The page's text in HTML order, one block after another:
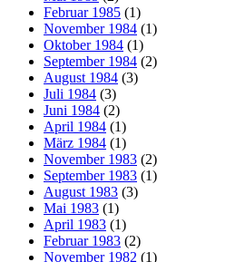
Februar 1985 (1)
November 1984 (1)
Oktober 1984 (1)
September 1984 (2)
August 1984 (3)
Juli 1984 (3)
Juni 1984 (2)
April 1984 (1)
März 1984 (1)
November 1983 (2)
September 1983 (1)
August 1983 (3)
Mai 1983 (1)
April 1983 (1)
Februar 1983 (2)
November 1982 (1)